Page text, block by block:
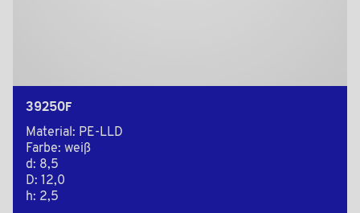
39250F
Material: PE-LLD
Farbe: weiß
d: 8,5
D: 12,0
h: 2,5